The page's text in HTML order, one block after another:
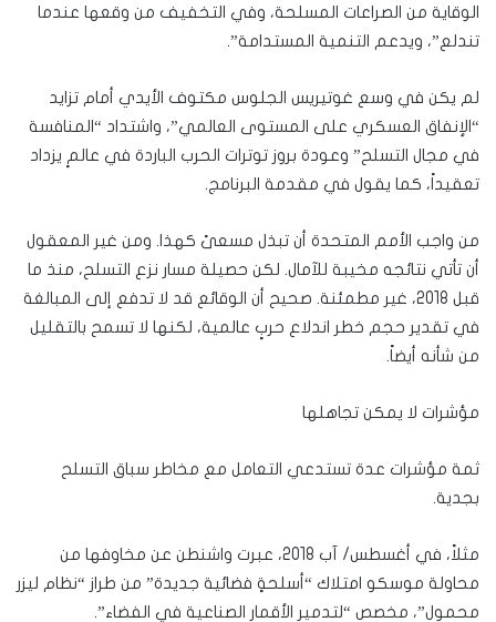
الوقاية من الصراعات المسلحة، وفي التخفيف من وقعها عندما
تندلع”، ويدعم التنمية المستدامة”.
لم يكن في وسع غوتيريس الجلوس مكتوف الأيدي أمام تزايد
“الإنفاق العسكري على المستوى العالمي”، واشتداد “المنافسة
في مجال التسلح” وعودة بروز توترات الحرب الباردة في عالمٍ يزداد
تعقيداً، كما يقول في مقدمة البرنامج.
من واجب الأمم المتحدة أن تبذل مسعىً كهذا. ومن غير المعقول
أن تأتي نتائجه مخيبة للآمال. لكن حصيلة مسار نزع التسلح، منذ ما
قبل 2018، غير مطمئنة. صحيح أن الوقائع قد لا تدفع إلى المبالغة
في تقدير حجم خطر اندلاع حربٍ عالمية، لكنها لا تسمح بالتقليل
من شأنه أيضاً.
مؤشرات لا يمكن تجاهلها
ثمة مؤشرات عدة تستدعي التعامل مع مخاطر سباق التسلح
بجدية.
مثلاً، في أغسطس/ آب 2018، عبرت واشنطن عن مخاوفها من
محاولة موسكو امتلاك “أسلحةٍ فضائية جديدة” من طراز “نظام ليزر
محمول”، مخصص “لتدمير الأقمار الصناعية في الفضاء”.